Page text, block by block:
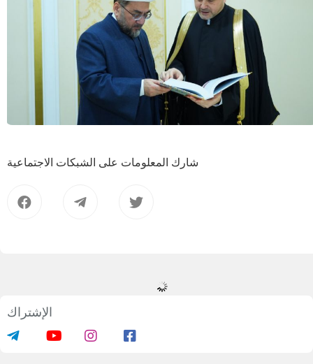
شارك المعلومات على الشبكات الاجتماعية
الإشتراك